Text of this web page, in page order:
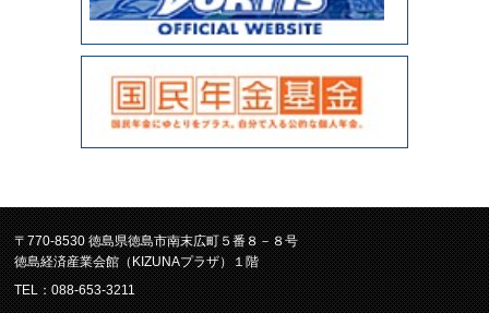
〒770-8530 徳島県徳島市南末広町５番８－８号
徳島経済産業会館（KIZUNAプラザ）１階
TEL：088-653-3211